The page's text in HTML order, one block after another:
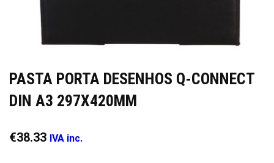
PASTA PORTA DESENHOS Q-CONNECT
DIN A3 297X420MM
€38.33 IVA inc.